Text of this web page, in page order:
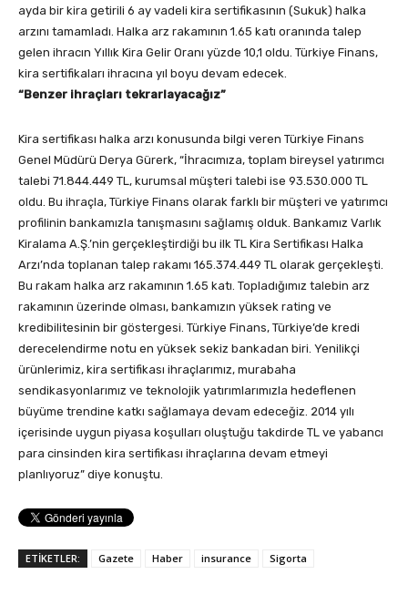
ayda bir kira getirili 6 ay vadeli kira sertifikasının (Sukuk) halka
arzını tamamladı. Halka arz rakamının 1.65 katı oranında talep
gelen ihracın Yıllık Kira Gelir Oranı yüzde 10,1 oldu. Türkiye Finans,
kira sertifikaları ihracına yıl boyu devam edecek.
“Benzer ihraçları tekrarlayacağız”
Kira sertifikası halka arzı konusunda bilgi veren Türkiye Finans
Genel Müdürü Derya Gürerk, “İhracımıza, toplam bireysel yatırımcı
talebi 71.844.449 TL, kurumsal müşteri talebi ise 93.530.000 TL
oldu. Bu ihraçla, Türkiye Finans olarak farklı bir müşteri ve yatırımcı
profilinin bankamızla tanışmasını sağlamış olduk. Bankamız Varlık
Kiralama A.Ş.’nin gerçekleştirdiği bu ilk TL Kira Sertifikası Halka
Arzı’nda toplanan talep rakamı 165.374.449 TL olarak gerçekleşti.
Bu rakam halka arz rakamının 1.65 katı. Topladığımız talebin arz
rakamının üzerinde olması, bankamızın yüksek rating ve
kredibilitesinin bir göstergesi. Türkiye Finans, Türkiye’de kredi
derecelendirme notu en yüksek sekiz bankadan biri. Yenilikçi
ürünlerimiz, kira sertifikası ihraçlarımız, murabaha
sendikasyonlarımız ve teknolojik yatırımlarımızla hedeflenen
büyüme trendine katkı sağlamaya devam edeceğiz. 2014 yılı
içerisinde uygun piyasa koşulları oluştuğu takdirde TL ve yabancı
para cinsinden kira sertifikası ihraçlarına devam etmeyi
planlıyoruz” diye konuştu.
ETİKETLER: Gazete Haber insurance Sigorta